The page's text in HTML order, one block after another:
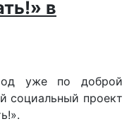
в
уже по доброй
социальный проект